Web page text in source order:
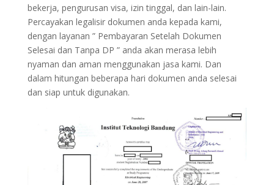
bekerja, pengurusan visa, izin tinggal, dan lain-lain.
Percayakan legalisir dokumen anda kepada kami,
dengan layanan ” Pembayaran Setelah Dokumen
Selesai dan Tanpa DP ” anda akan merasa lebih
nyaman dan aman menggunakan jasa kami. Dan
dalam hitungan beberapa hari dokumen anda selesai
dan siap untuk digunakan.